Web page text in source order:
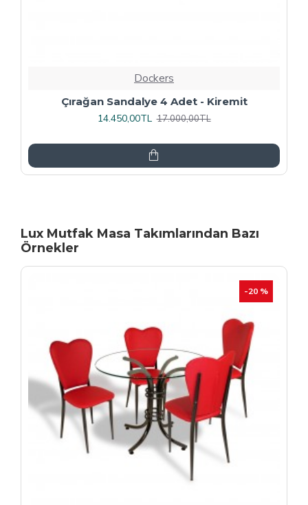
Dockers
Rozhet Sandalye (Kromnikel) (4 Adet
Fiyatıdır) - Kahve
Lux Mutfak Masa Takımlarından Bazı
Örnekler
-20 %